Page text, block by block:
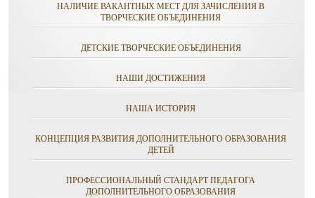
НАЛИЧИЕ ВАКАНТНЫХ МЕСТ ДЛЯ ЗАЧИСЛЕНИЯ В
ТВОРЧЕСКИЕ ОБЪЕДИНЕНИЯ
ДЕТСКИЕ ТВОРЧЕСКИЕ ОБЪЕДИНЕНИЯ
НАШИ ДОСТИЖЕНИЯ
НАША ИСТОРИЯ
КОНЦЕПЦИЯ РАЗВИТИЯ ДОПОЛНИТЕЛЬНОГО ОБРАЗОВАНИЯ
ДЕТЕЙ
ПРОФЕССИОНАЛЬНЫЙ СТАНДАРТ ПЕДАГОГА
ДОПОЛНИТЕЛЬНОГО ОБРАЗОВАНИЯ